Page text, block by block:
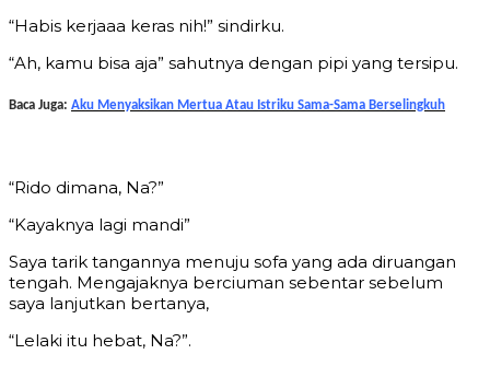
“Habis kerjaaa keras nih!” sindirku.
“Ah, kamu bisa aja” sahutnya dengan pipi yang tersipu.
Baca Juga: Aku Menyaksikan Mertua Atau Istriku Sama-Sama Berselingkuh
“Rido dimana, Na?”
“Kayaknya lagi mandi”
Saya tarik tangannya menuju sofa yang ada diruangan
tengah. Mengajaknya berciuman sebentar sebelum
saya lanjutkan bertanya,
“Lelaki itu hebat, Na?”.